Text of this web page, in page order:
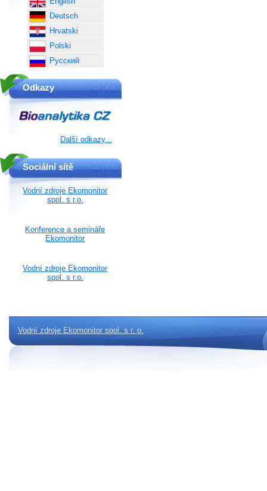
Deutsch
Hrvatski
Polski
Русский
Odkazy
Další odkazy...
Sociální sítě
Vodní zdroje Ekomonitor
spol. s r.o.
Konference a semináře
Ekomonitor
Vodní zdroje Ekomonitor
spol. s r.o.
Vodní zdroje Ekomonitor spol. s r. o.